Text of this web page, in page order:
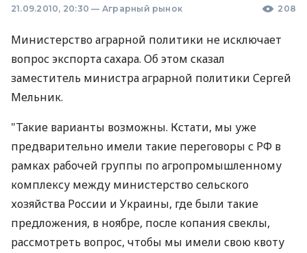
21.09.2010, 20:30 — Аграрный рынок 208
Министерство аграрной политики не исключает
вопрос экспорта сахара. Об этом сказал
заместитель министра аграрной политики Сергей
Мельник.
"Такие варианты возможны. Кстати, мы уже
предварительно имели такие переговоры с РФ в
рамках рабочей группы по агропромышленному
комплексу между министерство сельского
хозяйства России и Украины, где были такие
предложения, в ноябре, после копания свеклы,
рассмотреть вопрос, чтобы мы имели свою квоту